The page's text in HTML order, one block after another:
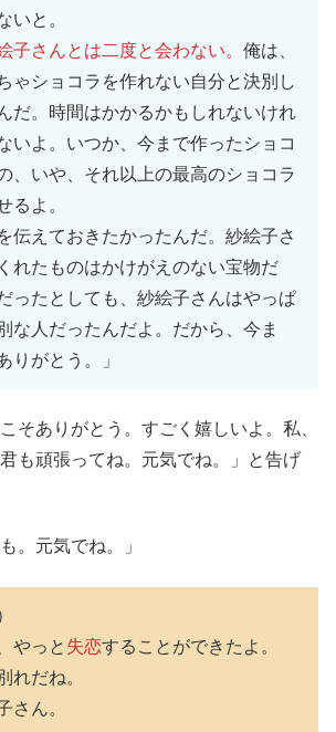
いと。
子さんとは二度と会わない。 俺は、
ゃショコラを作れない自分と決別し
だ。時間はかかるかもしれないけれ
いよ。いつか、今まで作ったショコ
、いや、それ以上の最高のショコラ
るよ。
伝えておきたかったんだ。紗絵子さ
れたものはかけがえのない宝物だ
ったとしても、紗絵子さんはやっぱ
な人だったんだよ。だから、今ま
りがとう。」
そありがとう。すごく嬉しいよ。私、
も頑張ってね。元気でね。」と告げ
。元気でね。」
やっと 失恋することができたよ。
れだね。
さん。